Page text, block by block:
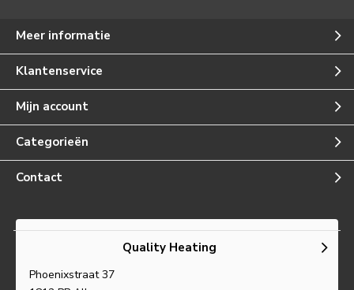
Meer informatie
Klantenservice
Mijn account
Categorieën
Contact
Quality Heating
Phoenixstraat 37